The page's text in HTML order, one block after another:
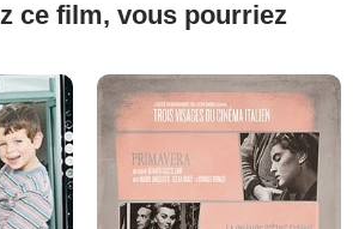
ce film, vous pourriez